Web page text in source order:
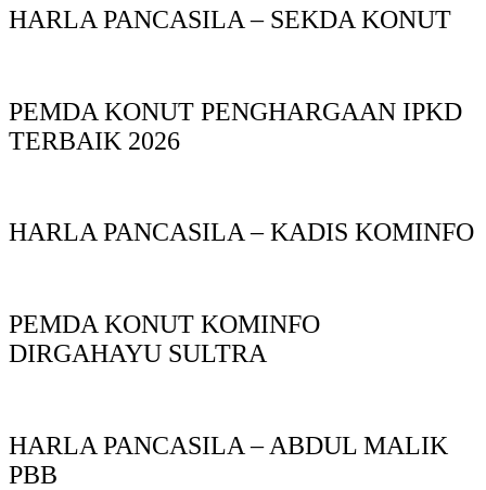
HARLA PANCASILA – SEKDA KONUT
PEMDA KONUT PENGHARGAAN IPKD
TERBAIK 2026
HARLA PANCASILA – KADIS KOMINFO
PEMDA KONUT KOMINFO
DIRGAHAYU SULTRA
HARLA PANCASILA – ABDUL MALIK
PBB